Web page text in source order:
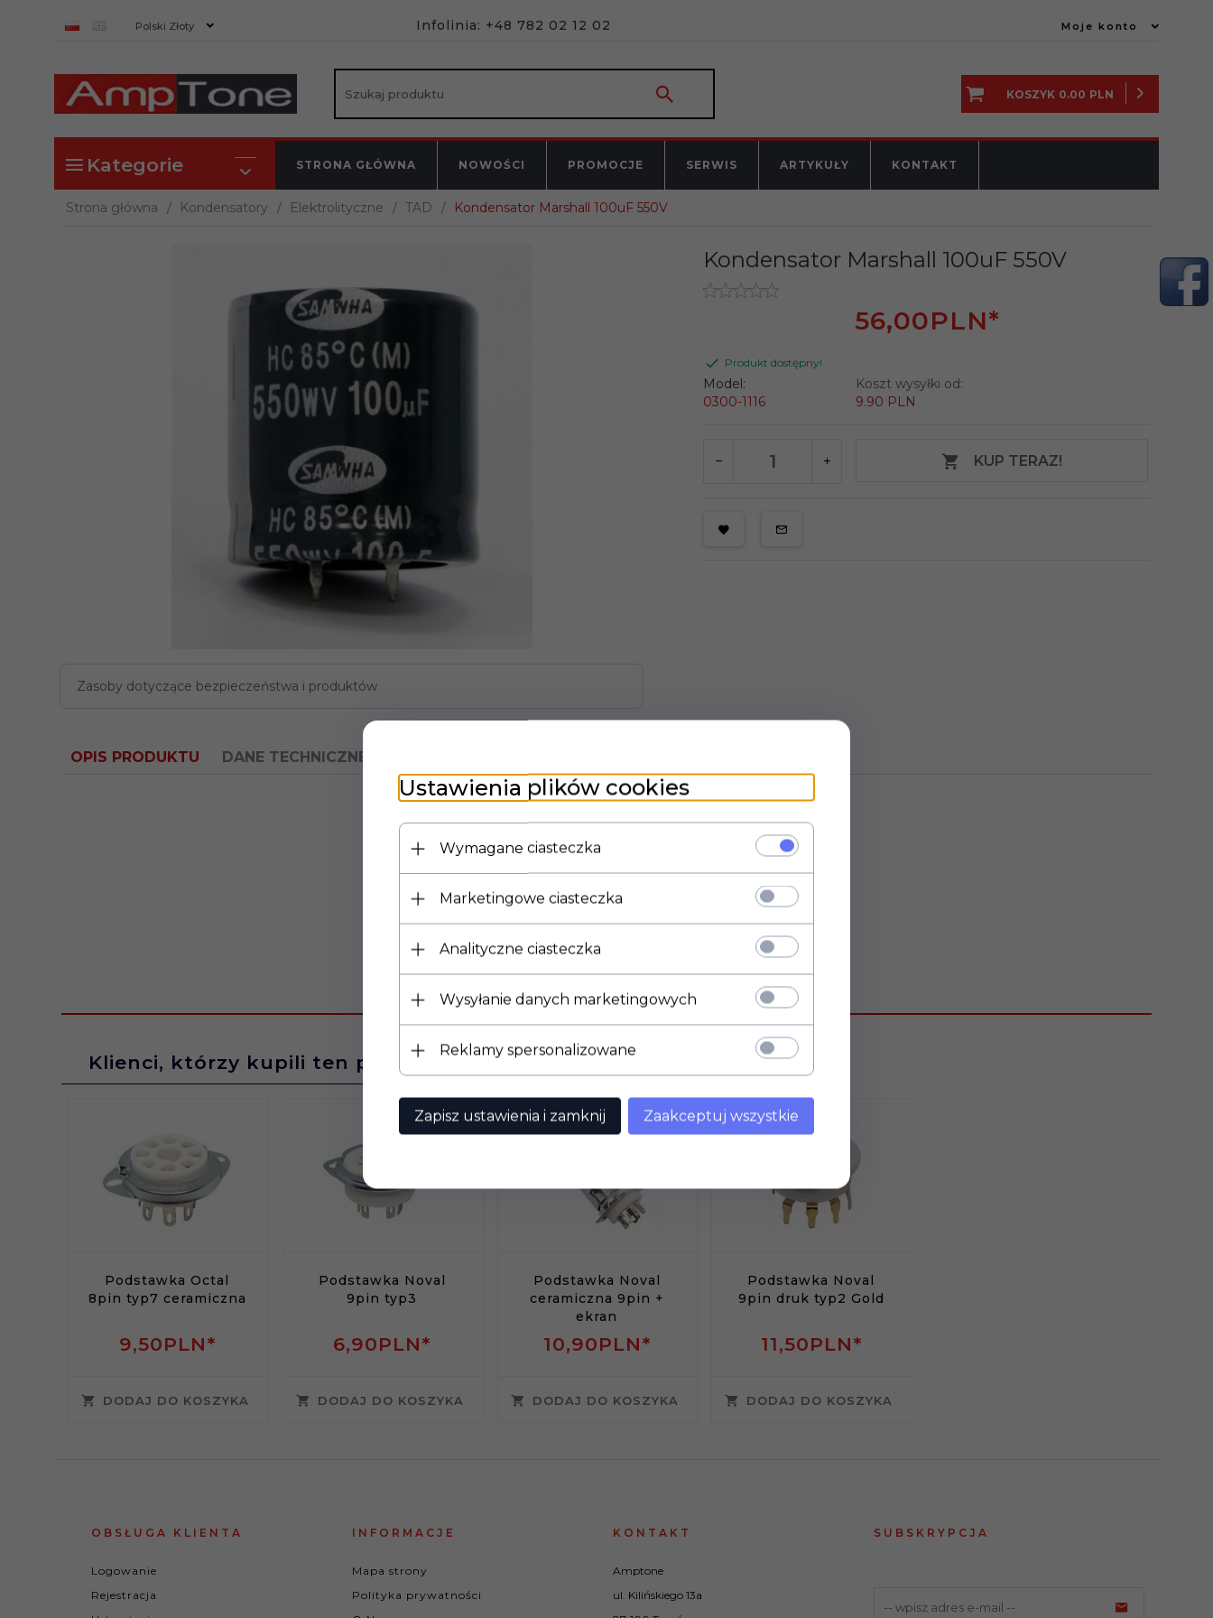
currency_h
Polski Złoty Infolinia: +48 782 02 12 02 Moje konto
KOSZYK 0.00 PLN
Kategorie STRONA GŁÓWNA NOWOŚCI PROMOCJE SERWIS ARTYKUŁY KONTAKT
Strona główna Kondensatory Elektrolityczne TAD Kondensator Marshall 100uF 550V
Zasoby dotyczące bezpieczeństwa i produktów
Kondensator Marshall 100uF 550V
56,00PLN*
Produkt dostępny!
Model:
0300-1116
Koszt wysyłki od:
9.90 PLN
KUP TERAZ!
OPIS PRODUKTU DANE TECHNICZNE
Kondensator elektrolityczny
Stosowany we wzmacniaczach Marshall (MA100C)
średnica: 30mm
raster wyprowadzeń: 10mm
kondensatora:
pracy:
Klienci, którzy kupili ten produkt wybrali również...
Podstawka Octal
8pin typ7 ceramiczna
9,50PLN*
DODAJ DO KOSZYKA
Podstawka Noval
9pin typ3
6,90PLN*
DODAJ DO KOSZYKA
Podstawka Noval
ceramiczna 9pin +
ekran
10,90PLN*
DODAJ DO KOSZYKA
Podstawka Noval
9pin druk typ2 Gold
11,50PLN*
DODAJ DO KOSZYKA
OBSŁUGA KLIENTA
Logowanie
Rejestracja
INFORMACJE
Mapa strony
Polityka prywatności
KONTAKT
Amptone
ul. Kilińskiego 13a
SUBSKRYPCJA
Ustawienia plików cookies
Wymagane ciasteczka
Marketingowe ciasteczka
Analityczne ciasteczka
Wysyłanie danych marketingowych
Reklamy spersonalizowane
Zapisz ustawienia i zamknij Zaakceptuj wszystkie